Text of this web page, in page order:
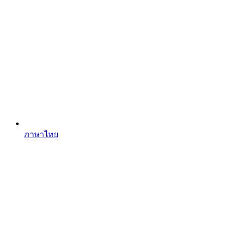
ภาษาไทย